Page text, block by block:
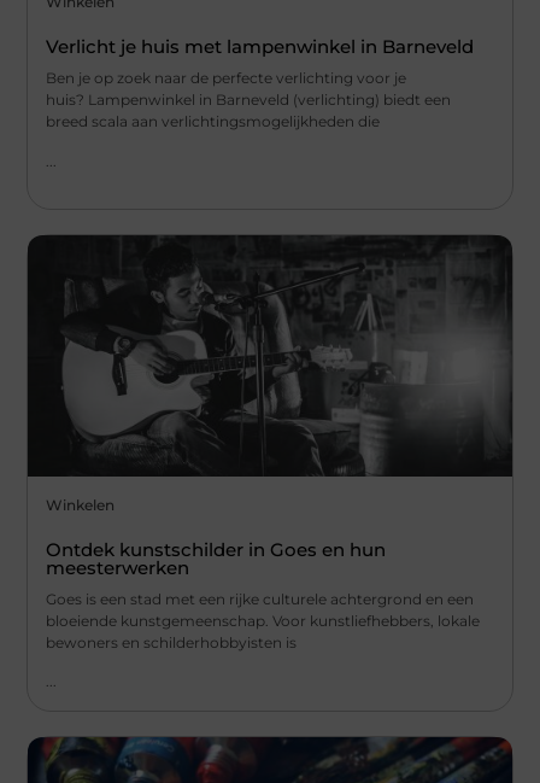
Verlicht je huis met lampenwinkel in Barneveld
Ben je op zoek naar de perfecte verlichting voor je
huis? Lampenwinkel in Barneveld (verlichting) biedt een
breed scala aan verlichtingsmogelijkheden die
Winkelen
Ontdek kunstschilder in Goes en hun
meesterwerken
Goes is een stad met een rijke culturele achtergrond en een
bloeiende kunstgemeenschap. Voor kunstliefhebbers, lokale
bewoners en schilderhobbyisten is